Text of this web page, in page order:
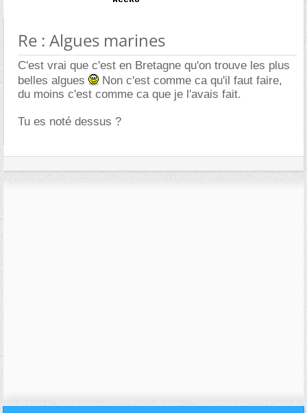
Re : Algues marines
C'est vrai que c'est en Bretagne qu'on trouve les plus
belles algues
Non c'est comme ca qu'il faut faire,
du moins c'est comme ca que je l'avais fait.
Tu es noté dessus ?